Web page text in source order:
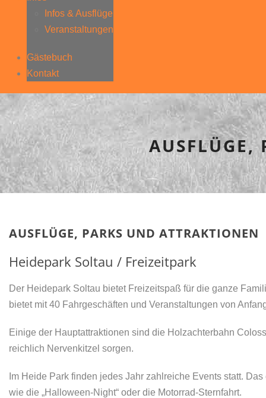
Infos & Ausflüge
Veranstaltungen
Gästebuch
Kontakt
AUSFLÜGE,
AUSFLÜGE, PARKS UND ATTRAKTIONEN
Heidepark Soltau / Freizeitpark
Der Heidepark Soltau bietet Freizeitspaß für die ganze
bietet mit 40 Fahrgeschäften und Veranstaltungen von
Einige der Hauptattraktionen sind die Holzachterbahn
reichlich Nervenkitzel sorgen.
Im Heide Park finden jedes Jahr zahlreiche Events statt.
wie die „Halloween-Night“ oder die Motorrad-Sternfahrt.